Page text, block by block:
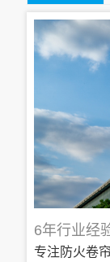
6年行业经
专注防火卷